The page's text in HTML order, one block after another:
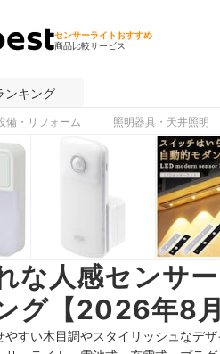
センサーライトおすすめ
商品比較サービス
ンキング
備・リフォーム 照明器具・天井照明
な人感センサ
グ【2026年8月
やすい木目調やスタイリッシュなデ